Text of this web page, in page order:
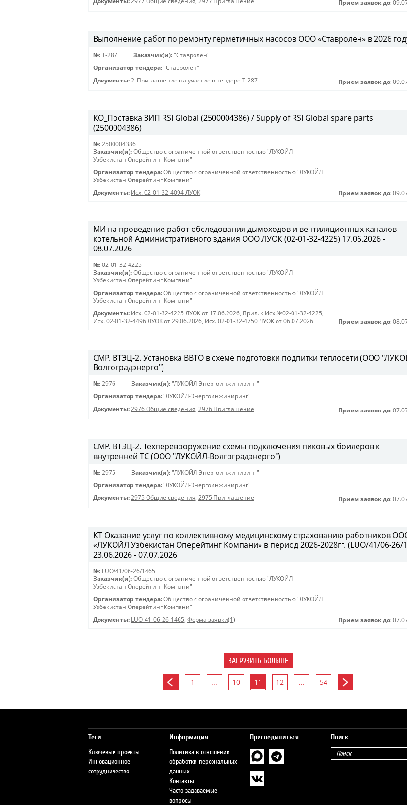
Прием заявок до:
Выполнение работ по ремонту герметичных насосов ООО «Ставролен» в 2026
№: Т-287 Заказчик(и): "Ставролен"
Организатор тендера: "Ставролен"
Документы: 2_Приглашение на участие в тендере Т-287 Прием заявок до:
КО_Поставка ЗИП RSI Global (2500004386) / Supply of RSI Global spare parts
(2500004386)
№: 2500004386
Заказчик(и): Общество с ограниченной ответственностью "ЛУКОЙЛ
Узбекистан Оперейтинг Компани"
Организатор тендера: Общество с ограниченной ответственностью "ЛУКОЙЛ
Узбекистан Оперейтинг Компани"
Документы: Исх. 02-01-32-4094 ЛУОК Прием заявок до:
МИ на проведение работ обследования дымоходов и вентиляционных каналов
котельной Административного здания ООО ЛУОК (02-01-32-4225) 17.06.2026 -
08.07.2026
№: 02-01-32-4225
Заказчик(и): Общество с ограниченной ответственностью "ЛУКОЙЛ
Узбекистан Оперейтинг Компани"
Организатор тендера: Общество с ограниченной ответственностью "ЛУКОЙЛ
Узбекистан Оперейтинг Компани"
Документы: Исх. 02-01-32-4225 ЛУОК от 17.06.2026, Прил. к Исх.№02-01-32-4225,
Исх. 02-01-32-4496 ЛУОК от 29.06.2026, Исх. 02-01-32-4750 ЛУОК от 06.07.2026 Прием заявок до:
СМР. ВТЭЦ-2. Установка ВВТО в схеме подготовки подпитки теплосети (ООО
Волгоградэнерго")
№: 2976 Заказчик(и): "ЛУКОЙЛ-Энергоинжиниринг"
Организатор тендера: "ЛУКОЙЛ-Энергоинжиниринг"
Документы: 2976 Общие сведения, 2976 Приглашение Прием заявок до:
СМР. ВТЭЦ-2. Техперевооружение схемы подключения пиковых бойлеров к
внутренней ТС (ООО "ЛУКОЙЛ-Волгоградэнерго")
№: 2975 Заказчик(и): "ЛУКОЙЛ-Энергоинжиниринг"
Организатор тендера: "ЛУКОЙЛ-Энергоинжиниринг"
Документы: 2975 Общие сведения, 2975 Приглашение Прием заявок до:
КТ Оказание услуг по коллективному медицинскому страхованию работников
«ЛУКОЙЛ Узбекистан Оперейтинг Компани» в период 2026-2028гг. (LUO/41/06-26/
23.06.2026 - 07.07.2026
№: LUO/41/06-26/1465
Заказчик(и): Общество с ограниченной ответственностью "ЛУКОЙЛ
Узбекистан Оперейтинг Компани"
Организатор тендера: Общество с ограниченной ответственностью "ЛУКОЙЛ
Узбекистан Оперейтинг Компани"
Документы: LUO-41-06-26-1465, Форма заявки(1) Прием заявок до:
ЗАГРУЗИТЬ БОЛЬШЕ
1 ... 10 11 12 ... 54
Теги
Ключевые проекты
Инновационное
сотрудничество
Информация
Политика в отношении
обработки персональных
данных
Контакты
Часто задаваемые
вопросы
Присоединиться Поиск